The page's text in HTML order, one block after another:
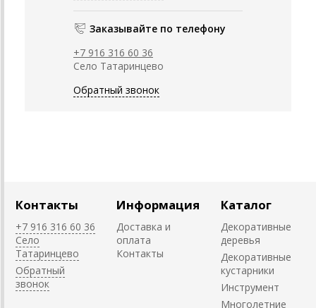
Заказывайте по телефону
+7 916 316 60 36
Село Татаринцево
Обратный звонок
Контакты
+7 916 316 60 36
Село
Татаринцево
Обратный
звонок
Информация
Доставка и
оплата
Контакты
Каталог
Декоративные
деревья
Декоративные
кустарники
Инструмент
Многолетние